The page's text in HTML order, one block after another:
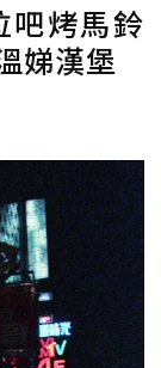
吧烤馬鈴
娣漢堡